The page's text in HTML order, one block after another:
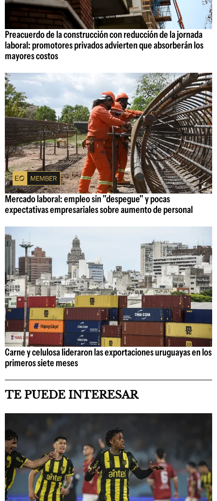
Preacuerdo de la construcción con reducción de la jornada
laboral: promotores privados advierten que absorberán los
mayores costos
Mercado laboral: empleo sin "despegue" y pocas
expectativas empresariales sobre aumento de personal
Carne y celulosa lideraron las exportaciones uruguayas en los
primeros siete meses
TE PUEDE INTERESAR